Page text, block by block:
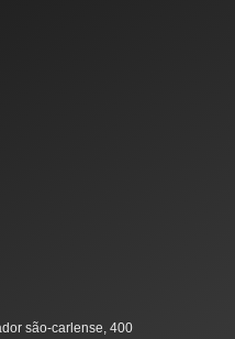
são-carlense, 400